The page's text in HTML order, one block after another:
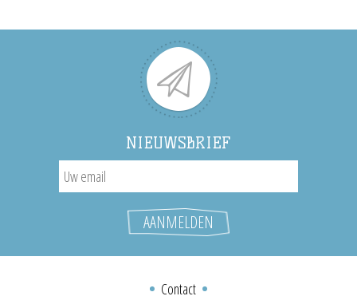
NIEUWSBRIEF
Contact